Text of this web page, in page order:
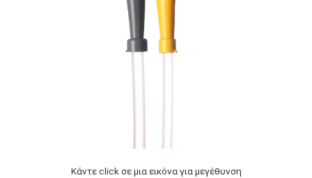
Κάντε click σε μια εικόνα για μεγέθυνση